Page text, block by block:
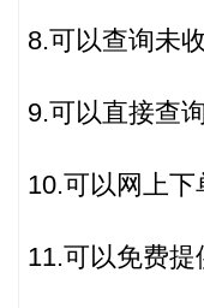
8.可以查询未
9.可以直接查
10.可以网上
11.可以免费提